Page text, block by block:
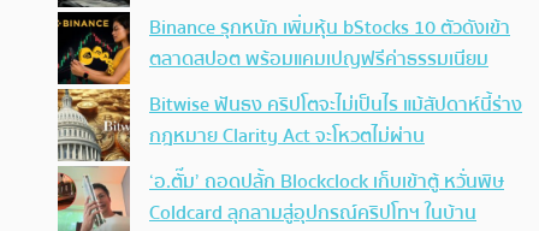
Binance รุกหนัก เพิ่มหุ้น bStocks 10 ตัวดังเข้า
ตลาดสปอต พร้อมแคมเปญฟรีค่าธรรมเนียม
Bitwise ฟันธง คริปโตจะไม่เป็นไร แม้สัปดาห์นี้ร่าง
กฎหมาย Clarity Act จะโหวตไม่ผ่าน
‘อ.ตั๊ม’ ถอดปลั้ก Blockclock เก็บเข้าตู้ หวั่นพิษ
Coldcard ลุกลามสู่อุปกรณ์คริปโทฯ ในบ้าน